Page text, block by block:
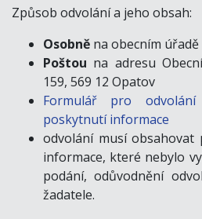
Způsob odvolání a jeho obsah:
Osobně na obecním úřadě
Poštou na adresu
159, 569 12 Opatov
Formulář pro
poskytnutí informace
odvolání musí
informace, které nebylo
podání, odůvodnění
žadatele.